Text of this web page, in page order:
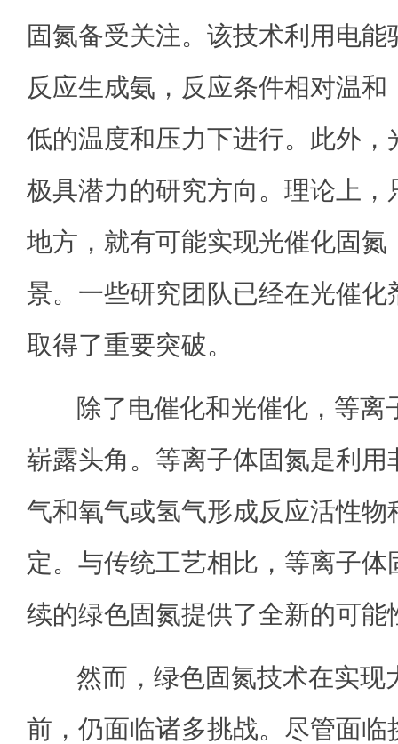
固氮备受关注。该技术利用电
反应生成氨，反应条件相对温
低的温度和压力下进行。此外，
极具潜力的研究方向。理论上，
地方，就有可能实现光催化固氮
景。一些研究团队已经在光催化
取得了重要突破。
除了电催化和光催化，等离
崭露头角。等离子体固氮是利用
气和氧气或氢气形成反应活性物
定。与传统工艺相比，等离子
续的绿色固氮提供了全新的可能
然而，绿色固氮技术在实现
前，仍面临诸多挑战。尽管面临